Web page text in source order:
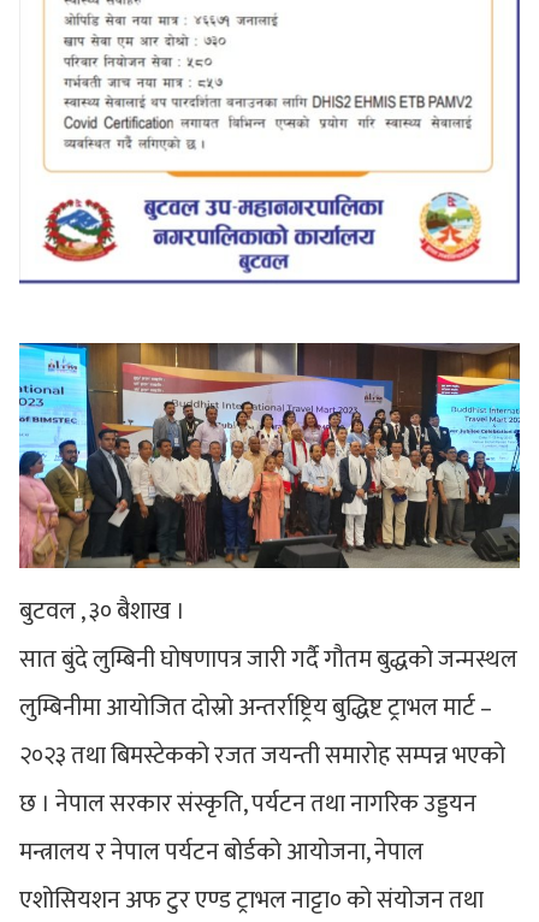
बुटवल , ३० बैशाख ।
सात बुंदे लुम्बिनी घोषणापत्र जारी गर्दै गौतम बुद्धको जन्मस्थल
लुम्बिनीमा आयोजित दोस्रो अन्तर्राष्ट्रिय बुद्धिष्ट ट्राभल मार्ट –
२०२३ तथा बिमस्टेकको रजत जयन्ती समारोह सम्पन्न भएको
छ । नेपाल सरकार संस्कृति, पर्यटन तथा नागरिक उड्डयन
मन्त्रालय र नेपाल पर्यटन बोर्डको आयोजना, नेपाल
एशोसियशन अफ टुर एण्ड ट्राभल नाट्टा० को संयोजन तथा